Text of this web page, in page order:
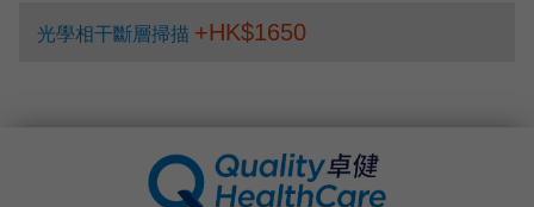
光學相干斷層掃描 +HK$1650